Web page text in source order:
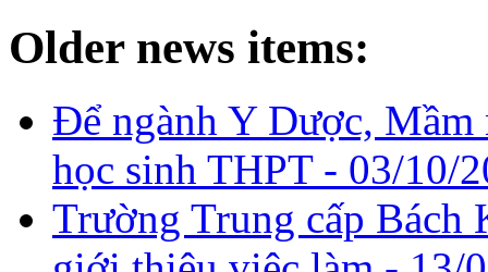
Older news items:
​Để ngành Y Dược, Mầm
học sinh THPT - 03/10/
Trường Trung cấp